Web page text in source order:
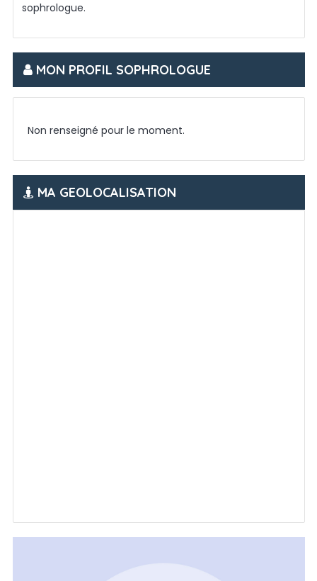
sophrologue.
MON PROFIL SOPHROLOGUE
Non renseigné pour le moment.
MA GEOLOCALISATION